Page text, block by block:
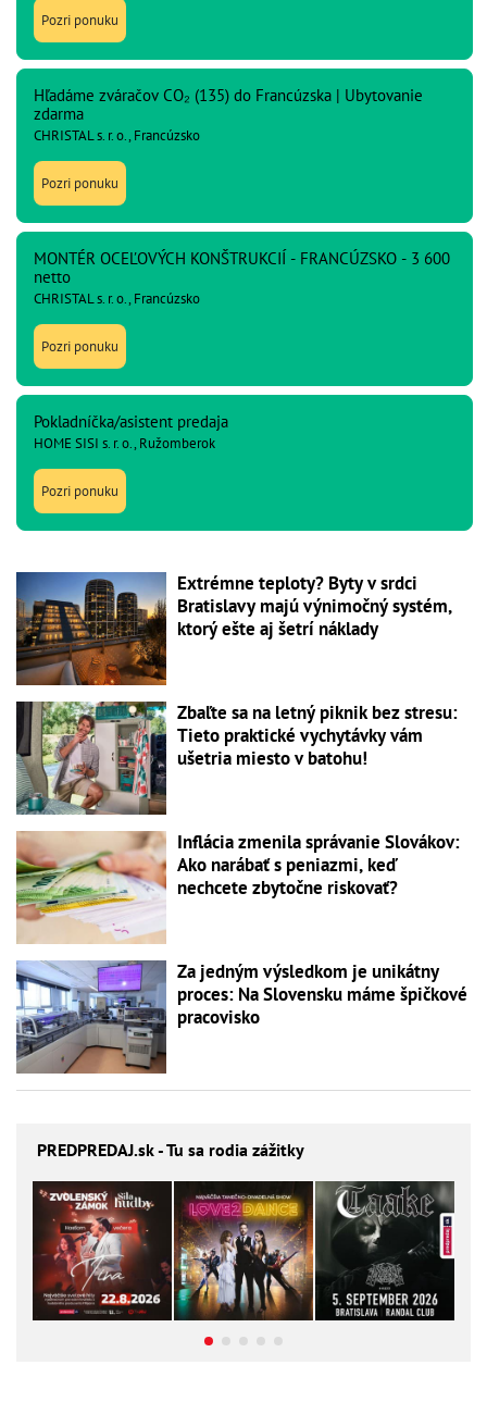
Pozri ponuku
Hľadáme zváračov CO₂ (135) do Francúzska | Ubytovanie
zdarma
CHRISTAL s. r. o., Francúzsko
Pozri ponuku
MONTÉR OCEĽOVÝCH KONŠTRUKCIÍ - FRANCÚZSKO - 3 600
netto
CHRISTAL s. r. o., Francúzsko
Pozri ponuku
Pokladníčka/asistent predaja
HOME SISI s. r. o., Ružomberok
Pozri ponuku
Extrémne teploty? Byty v srdci
Bratislavy majú výnimočný systém,
ktorý ešte aj šetrí náklady
Zbaľte sa na letný piknik bez stresu:
Tieto praktické vychytávky vám
ušetria miesto v batohu!
Inflácia zmenila správanie Slovákov:
Ako narábať s peniazmi, keď
nechcete zbytočne riskovať?
Za jedným výsledkom je unikátny
proces: Na Slovensku máme špičkové
pracovisko
PREDPREDAJ.sk - Tu sa rodia zážitky